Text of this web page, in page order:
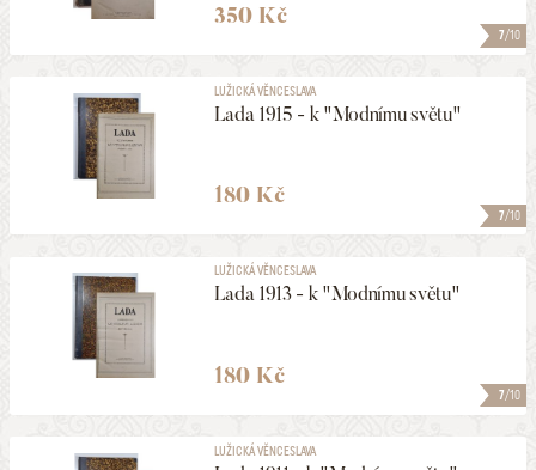
7/10
350 Kč
7/10
LUŽICKÁ VĚNCESLAVA
Lada 1915 - k "Modnímu světu"
180 Kč
7/10
LUŽICKÁ VĚNCESLAVA
Lada 1913 - k "Modnímu světu"
180 Kč
LUŽICKÁ VĚNCESLAVA